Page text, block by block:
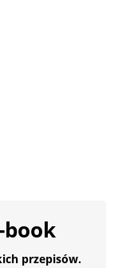
przepisów.